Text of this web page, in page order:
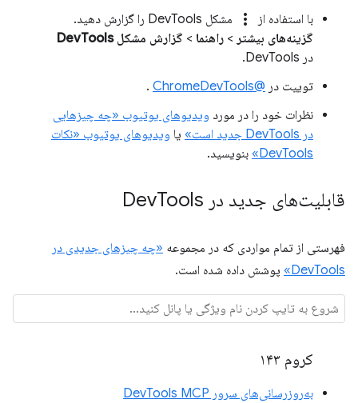
با استفاده از
more_vert
مشکل DevTools را گزارش دهید.
گزینه‌های بیشتر > راهنما > گزارش مشکل DevTools
در DevTools.
توییت در @ChromeDevTools
.
نظرات خود را در مورد ویدیوهای یوتیوب «چه چیزهایی
در DevTools جدید است»
یا ویدیوهای یوتیوب «نکات
DevTools»
بنویسید.
قابلیت‌های جدید در Dev Tools
فهرستی از تمام مواردی که در مجموعه «چه چیزهای جدیدی در
DevTools»
پوشش داده شده است.
کروم ۱۴۳
به‌روزرسانی‌های سرور DevTools MCP